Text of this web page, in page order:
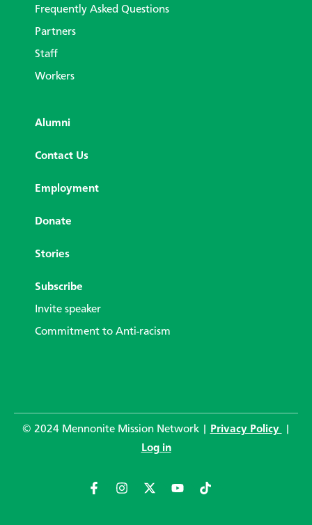
Frequently Asked Questions
Partners
Staff
Workers
Alumni
Contact Us
Employment
Donate
Stories
Subscribe
Invite speaker
Commitment to Anti-racism
© 2024 Mennonite Mission Network | Privacy Policy
Log in